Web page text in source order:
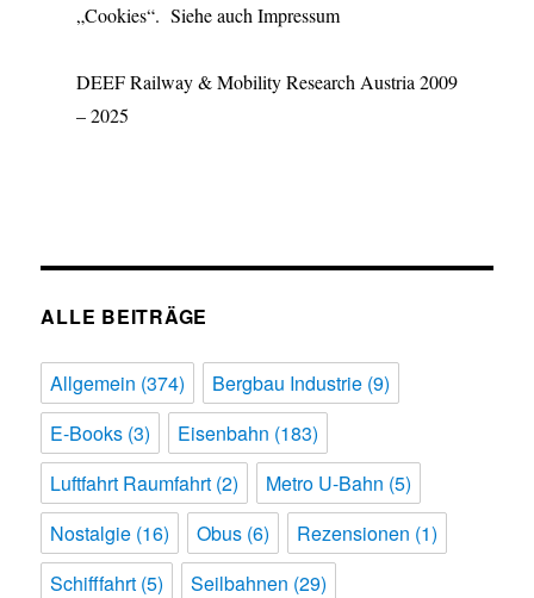
„Cookies“. Siehe auch Impressum
DEEF Railway & Mobility Research Austria 2009
– 2025
ALLE BEITRÄGE
Allgemein (374) Bergbau Industrie (9)
E-Books (3) Eisenbahn (183)
Luftfahrt Raumfahrt (2) Metro U-Bahn (5)
Nostalgie (16) Obus (6) Rezensionen (1)
Schifffahrt (5) Seilbahnen (29)